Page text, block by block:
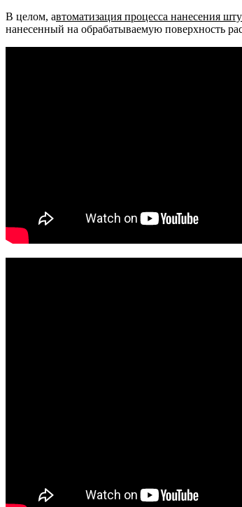
В целом, автоматизация процесса нанесения
нанесенный на обрабатываемую поверхность